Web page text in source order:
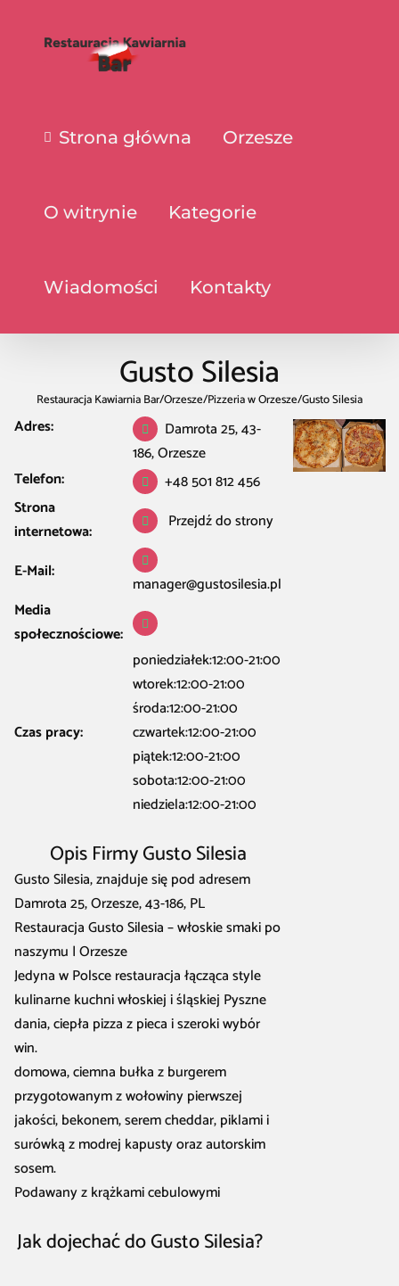
Strona główna Orzesze
O witrynie Kategorie
Wiadomości Kontakty
Gusto Silesia
Restauracja Kawiarnia Bar/Orzesze/Pizzeria w Orzesze/Gusto Silesia
Adres:
Damrota 25, 43-
186, Orzesze
Telefon:
+48 501 812 456
Strona
internetowa:
Przejdź do strony
E-Mail:
manager@gustosilesia.pl
Media
społecznościowe:
Czas pracy:
poniedziałek:12:00-21:00
wtorek:12:00-21:00
środa:12:00-21:00
czwartek:12:00-21:00
piątek:12:00-21:00
sobota:12:00-21:00
niedziela:12:00-21:00
Opis Firmy Gusto Silesia
Gusto Silesia, znajduje się pod adresem
Damrota 25, Orzesze, 43-186, PL
Restauracja Gusto Silesia – włoskie smaki po
naszymu | Orzesze
Jedyna w Polsce restauracja łącząca style
kulinarne kuchni włoskiej i śląskiej Pyszne
dania, ciepła pizza z pieca i szeroki wybór
win.
domowa, ciemna bułka z burgerem
przygotowanym z wołowiny pierwszej
jakości, bekonem, serem cheddar, piklami i
surówką z modrej kapusty oraz autorskim
sosem.
Podawany z krążkami cebulowymi
Jak dojechać do Gusto Silesia?